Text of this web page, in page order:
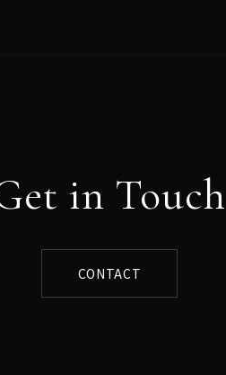
in Touch
CONTACT